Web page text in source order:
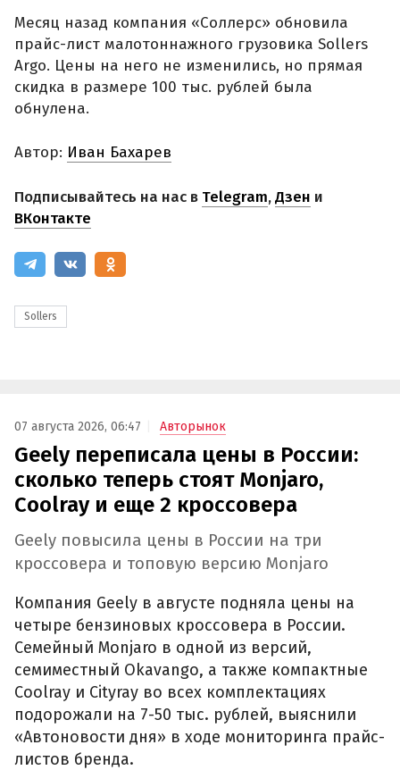
Месяц назад компания «Соллерс» обновила
прайс-лист малотоннажного грузовика Sollers
Argo. Цены на него не изменились, но прямая
скидка в размере 100 тыс. рублей была
обнулена.
Автор: Иван Бахарев
Подписывайтесь на нас в Telegram,Дзен и
ВКонтакте
Sollers
07 августа 2026, 06:47 Авторынок
Geely переписала цены в России:
сколько теперь стоят Monjaro,
Coolray и еще 2 кроссовера
Geely повысила цены в России на три
кроссовера и топовую версию Monjaro
Компания Geely в августе подняла цены на
четыре бензиновых кроссовера в России.
Семейный Monjaro в одной из версий,
семиместный Okavango, а также компактные
Coolray и Cityray во всех комплектациях
подорожали на 7-50 тыс. рублей, выяснили
«Автоновости дня» в ходе мониторинга прайс-
листов бренда.